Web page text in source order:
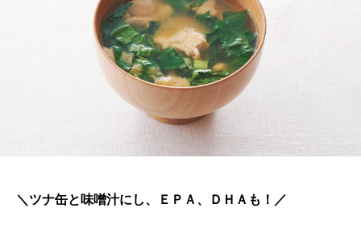
＼ツナ缶と味噌汁にし、ＥＰＡ、ＤＨＡも！／